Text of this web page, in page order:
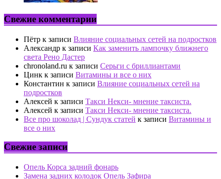
Свежие комментарии
Пётр к записи Влияние социальных сетей на подростков
Александр к записи Как заменить лампочку ближнего
света Рено Дастер
chronoland.ru к записи Серьги с бриллиантами
Цинк к записи Витамины и все о них
Константин к записи Влияние социальных сетей на
подростков
Алексей к записи Такси Некси- мнение таксиста.
Алексей к записи Такси Некси- мнение таксиста.
Все про шоколад | Сундук статей к записи Витамины и
все о них
Свежие записи
Опель Корса задний фонарь
Замена задних колодок Опель Зафира